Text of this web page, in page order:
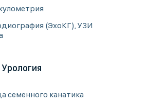
(ЭхоКГ), УЗИ
Урология
семенного канатика